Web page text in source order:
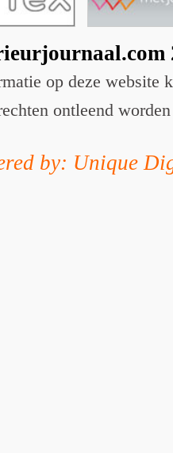
op deze website
ontleend worden
by: Unique